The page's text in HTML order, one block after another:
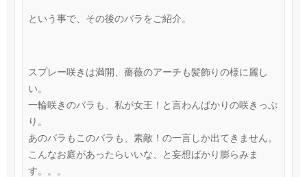
という事で、その後のバラをご紹介。
スプレー咲きは満開、薔薇のアーチも髪飾りの様に麗し
い。
一輪咲きのバラも、私が女王！と言わんばかりの咲きっぷ
り。
あのバラもこのバラも、素敵！の一言しか出てきません。
こんなお庭があったらいいな、と妄想ばかり膨らみま
す。。。